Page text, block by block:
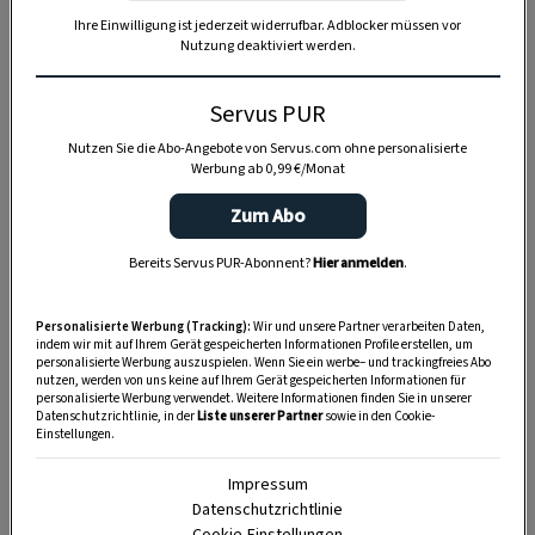
Hausleinen hat damals jede Frau in der
Aussteuer gehabt“, weiß die Apetlonerin zu
Lebkuchen, Stollwerck und Lametta
Derart aufgeputzt ist das Christkindl bereit für
einen Ehrenplatz am Esstisch. „Bei uns wurde und
wird es immer auf einer Platte angerichtet und
Tschida.Traditionell erfolgt der Anschnitt
immer von unten her, also beginnend an den
Füßen.
In früherer Zeit ließen viele Familien den
vom Pfarrer segnen
zu Mitternacht auch
Ihre Einwilligung ist jederzeit widerrufbar. Adblocker müssen vor
Nutzung deaktiviert werden.
Servus PUR
Nutzen Sie die Abo-Angebote von Servus.com ohne personalisierte
Werbung ab 0,99 €/Monat
Zum Abo
Bereits Servus PUR-Abonnent?Hier anmelden.
Personalisierte Werbung (Tracking): Wir und unsere Partner verarbeiten Daten,
indem wir mit auf Ihrem Gerät gespeicherten Informationen Profile erstellen, um
personalisierte Werbung auszuspielen. Wenn Sie ein werbe– und trackingfreies Abo
nutzen, werden von uns keine auf Ihrem Gerät gespeicherten Informationen für
personalisierte Werbung verwendet. Weitere Informationen finden Sie in unserer
Datenschutzrichtlinie, in derListe unserer Partnersowie in den Cookie-
Einstellungen.
Impressum
Datenschutzrichtlinie